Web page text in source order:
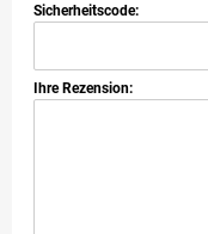
Sicherheitscode:
Ihre Rezension: